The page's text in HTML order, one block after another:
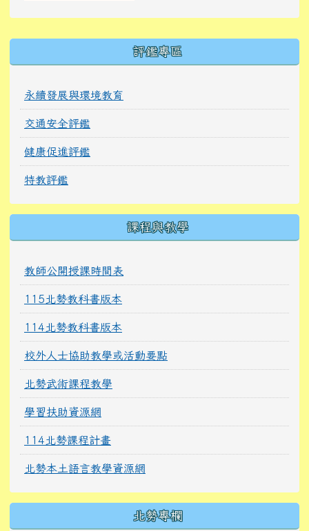
評鑑專區
永續發展與環境教育
交通安全評鑑
健康促進評鑑
特教評鑑
課程與教學
教師公開授課時間表
115北勢教科書版本
114北勢教科書版本
校外人士協助教學或活動要點
北勢武術課程教學
學習扶助資源網
114北勢課程計畫
北勢本土語言教學資源網
北勢專欄